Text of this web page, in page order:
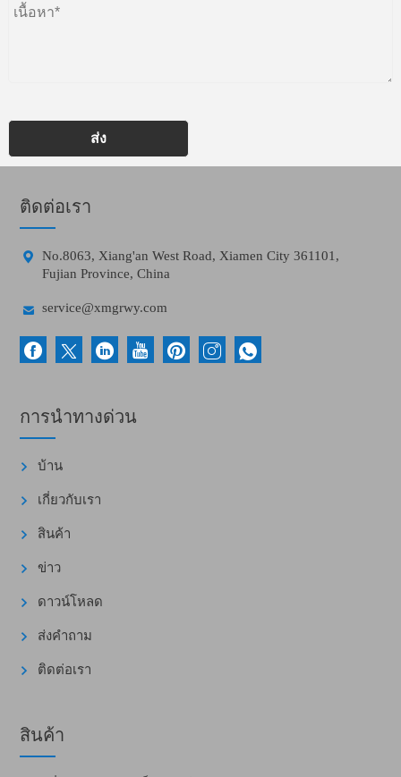
ส่ง
ติดต่อเรา

No.8063, Xiang'an West Road, Xiamen City 361101,
Fujian Province, China
 service@xmgrwy.com
การนำทางด่วน
บ้าน
เกี่ยวกับเรา
สินค้า
ข่าว
ดาวน์โหลด
ส่งคำถาม
ติดต่อเรา
สินค้า